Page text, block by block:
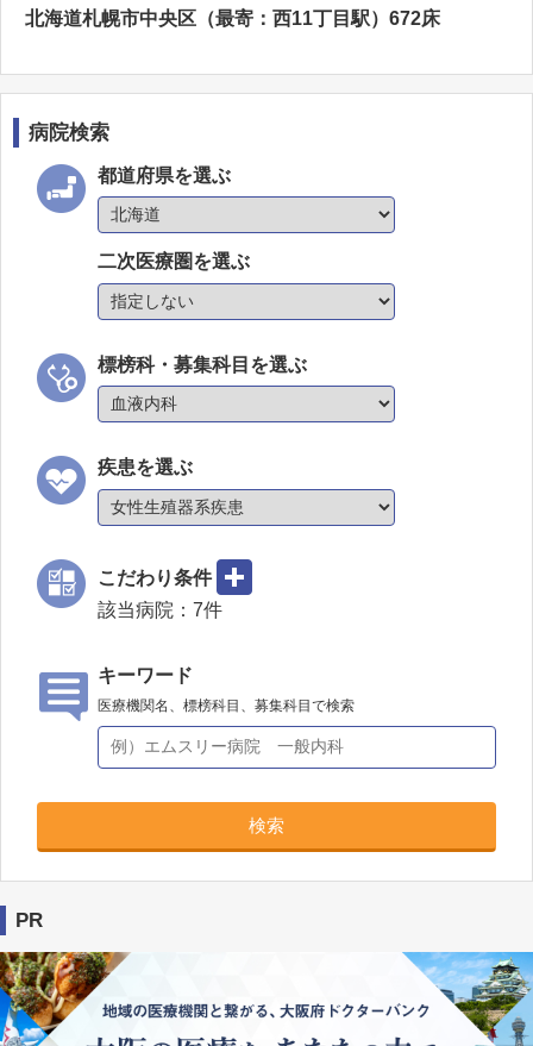
北海道札幌市中央区（最寄：西11丁目駅）672床
病院検索
都道府県を選ぶ
二次医療圏を選ぶ
標榜科・募集科目を選ぶ
疾患を選ぶ
こだわり条件
該当病院： 7件
キーワード
医療機関名、標榜科目、募集科目で検索
検索
PR